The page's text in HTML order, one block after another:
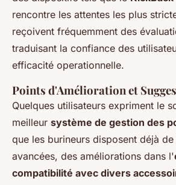
rencontre les attentes les plus
reçoivent fréquemment des
traduisant la confiance des
efficacité operationnelle.
Points d'Amélioration et
Quelques utilisateurs expriment le
meilleur système de gestion des
que les burineurs disposent déjà
avancées, des améliorations dans l'
compatibilité avec divers